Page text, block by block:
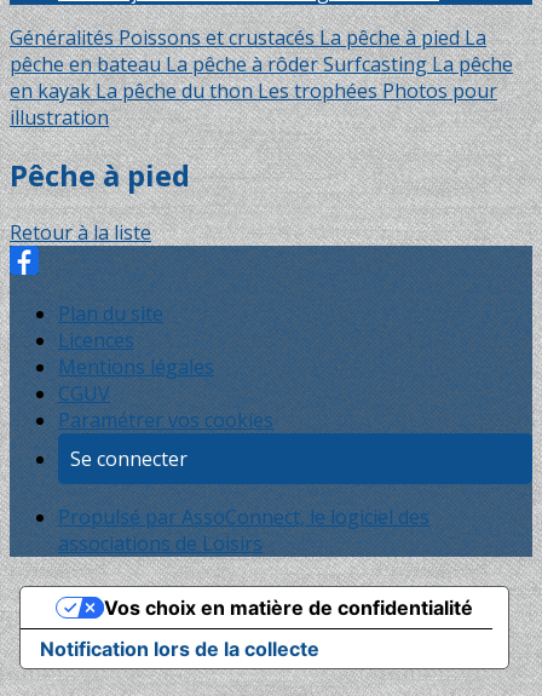
GénéralitésPoissons et crustacésLa pêche à piedLa
pêche en bateauLa pêche à rôderSurfcastingLa pêche
en kayakLa pêche du thonLes trophéesPhotos pour
illustration
Pêche à pied
Retour à la liste
Plan du site
Licences
Mentions légales
CGUV
Paramétrer vos cookies
Se connecter
Propulsé par AssoConnect, le logiciel des
associations de Loisirs
Notification lors de la collecte
Vos choix en matière de confidentialité